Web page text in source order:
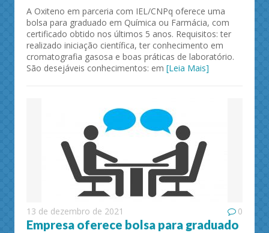
A Oxiteno em parceria com IEL/CNPq oferece uma
bolsa para graduado em Química ou Farmácia, com
certificado obtido nos últimos 5 anos. Requisitos: ter
realizado iniciação científica, ter conhecimento em
cromatografia gasosa e boas práticas de laboratório.
São desejáveis conhecimentos: em [Leia Mais]
13 de dezembro de 2021 0
Empresa oferece bolsa para graduado